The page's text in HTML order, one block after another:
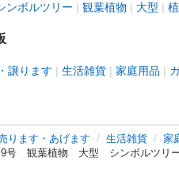
ンボルツリー 観葉植物 大型
譲ります 生活雑貨 家庭用品
ります・あげます 生活雑貨 家
号 観葉植物 大型 シンボルツリ